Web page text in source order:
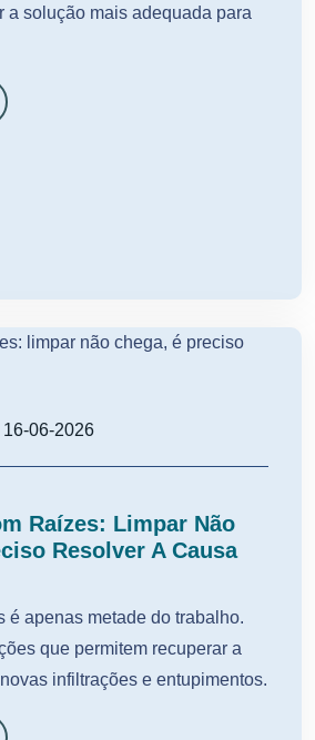
a solução mais adequada para
16-06-2026
Raízes: Limpar Não
Resolver A Causa
é apenas metade do trabalho.
que permitem recuperar a
infiltrações e entupimentos.